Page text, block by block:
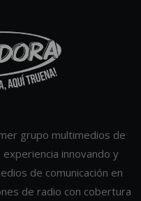
grupo multimedios de
innovando y
de comunicación en
de radio con cobertura